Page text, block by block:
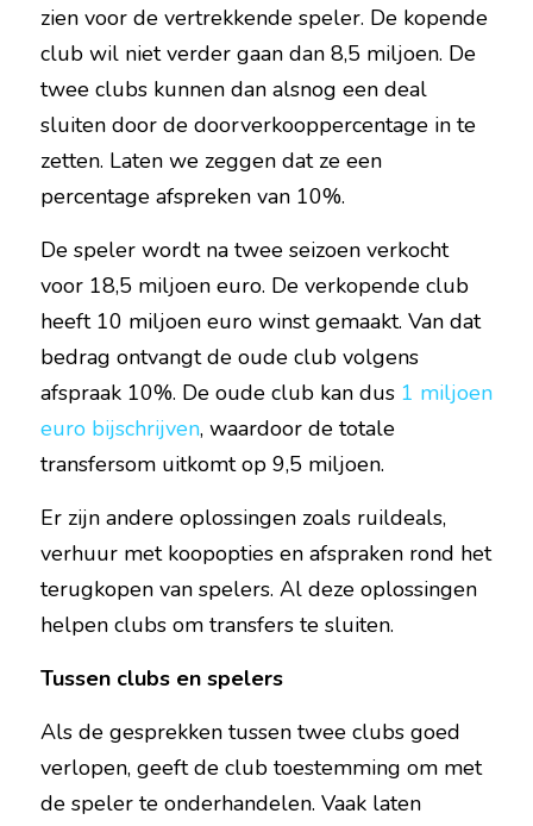
zien voor de vertrekkende speler. De kopende
club wil niet verder gaan dan 8,5 miljoen. De
twee clubs kunnen dan alsnog een deal
sluiten door de doorverkooppercentage in te
zetten. Laten we zeggen dat ze een
percentage afspreken van 10%.
De speler wordt na twee seizoen verkocht
voor 18,5 miljoen euro. De verkopende club
heeft 10 miljoen euro winst gemaakt. Van dat
bedrag ontvangt de oude club volgens
afspraak 10%. De oude club kan dus 1 miljoen
euro bijschrijven, waardoor de totale
transfersom uitkomt op 9,5 miljoen.
Er zijn andere oplossingen zoals ruildeals,
verhuur met koopopties en afspraken rond het
terugkopen van spelers. Al deze oplossingen
helpen clubs om transfers te sluiten.
Tussen clubs en spelers
Als de gesprekken tussen twee clubs goed
verlopen, geeft de club toestemming om met
de speler te onderhandelen. Vaak laten